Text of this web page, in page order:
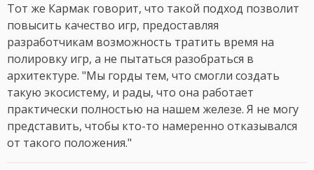
Тот же Кармак говорит, что такой подход позволит
повысить качество игр, предоставляя
разработчикам возможность тратить время на
полировку игр, а не пытаться разобраться в
архитектуре. "Мы горды тем, что смогли создать
такую экосистему, и рады, что она работает
практически полностью на нашем железе. Я не могу
представить, чтобы кто-то намеренно отказывался
от такого положения."